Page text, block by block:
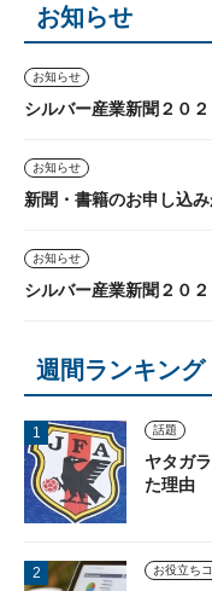
お知らせ
お知らせ
シルバー産業新聞２０
お知らせ
新聞・書籍のお申し込
お知らせ
シルバー産業新聞２０
週間ランキング
話題
ヤタガ
た理由